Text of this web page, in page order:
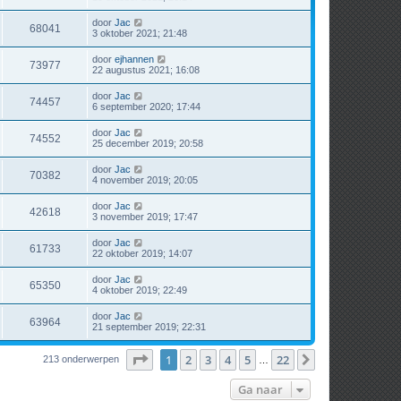
68041 door Jac
3 oktober 2021; 21:48
73977 door ejhannen
22 augustus 2021; 16:08
74457 door Jac
6 september 2020; 17:44
74552 door Jac
25 december 2019; 20:58
70382 door Jac
4 november 2019; 20:05
42618 door Jac
3 november 2019; 17:47
61733 door Jac
22 oktober 2019; 14:07
65350 door Jac
4 oktober 2019; 22:49
63964 door Jac
21 september 2019; 22:31
213 onderwerpen Pagina1 van 22
1 2 3 4 5 22 Volgende
Ga naar